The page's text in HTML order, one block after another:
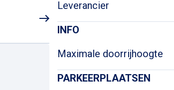
Leverancier
INFO
Maximale doorrijhoogte
PARKEERPLAATSEN